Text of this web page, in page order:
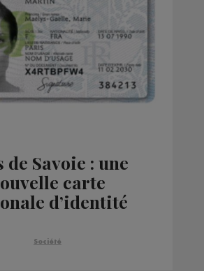
de Savoie : une
carte
d’identité
Société